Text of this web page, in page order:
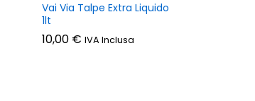
Vai Via Talpe Extra Liquido
1lt
10,00 € IVA Inclusa